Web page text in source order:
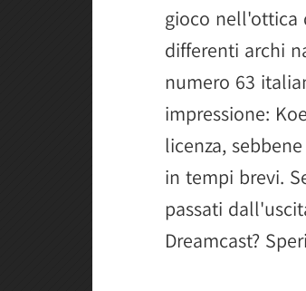
gioco nell'ottica
differenti archi
numero 63
impressione:
licenza,
in tempi brevi.
passati
Dreamcast?